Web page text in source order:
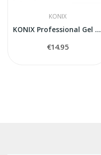
KONIX
KONIX Professional Gel for Cavitation, Laser,...
€14.95